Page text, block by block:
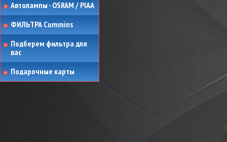
Автолампы - OSRAM / PIAA
ФИЛЬТРА Cummins
Подберем фильтра для
вас
Подарочные карты